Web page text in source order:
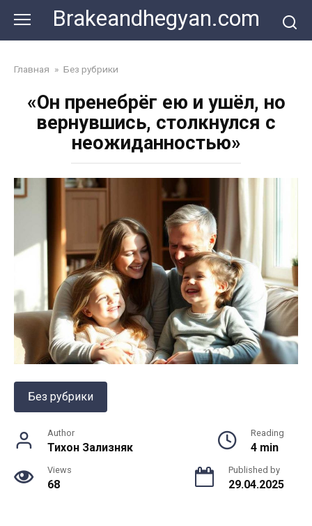
content
Brakeandhegyan.com
Главная » Без рубрики
«Он пренебрёг ею и ушёл, но
вернувшись, столкнулся с
неожиданностью»
Без рубрики
Author
Тихон Зализняк
Reading
4 min
Views
68
Published by
29.04.2025